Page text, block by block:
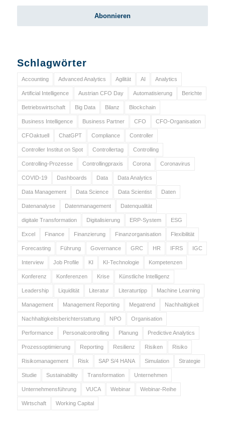
Schlagwörter
Accounting Advanced Analytics Agilität AI Analytics
Artificial Intelligence Austrian CFO Day Automatisierung Berichte
Betriebswirtschaft Big Data Bilanz Blockchain
Business Intelligence Business Partner CFO CFO-Organisation
CFOaktuell ChatGPT Compliance Controller
Controller Institut on Spot Controllertag Controlling
Controlling-Prozesse Controllingpraxis Corona Coronavirus
COVID-19 Dashboards Data Data Analytics
Data Management Data Science Data Scientist Daten
Datenanalyse Datenmanagement Datenqualität
digitale Transformation Digitalisierung ERP-System ESG
Excel Finance Finanzierung Finanzorganisation Flexibilität
Forecasting Führung Governance GRC HR IFRS IGC
Interview Job Profile KI KI-Technologie Kompetenzen
Konferenz Konferenzen Krise Künstliche Intelligenz
Leadership Liquidität Literatur Literaturtipp Machine Learning
Management Management Reporting Megatrend Nachhaltigkeit
Nachhaltigkeitsberichterstattung NPO Organisation
Performance Personalcontrolling Planung Predictive Analytics
Prozessoptimierung Reporting Resilienz Risiken Risiko
Risikomanagement Risk SAP S/4 HANA Simulation Strategie
Studie Sustainability Transformation Unternehmen
Unternehmensführung VUCA Webinar Webinar-Reihe
Wirtschaft Working Capital